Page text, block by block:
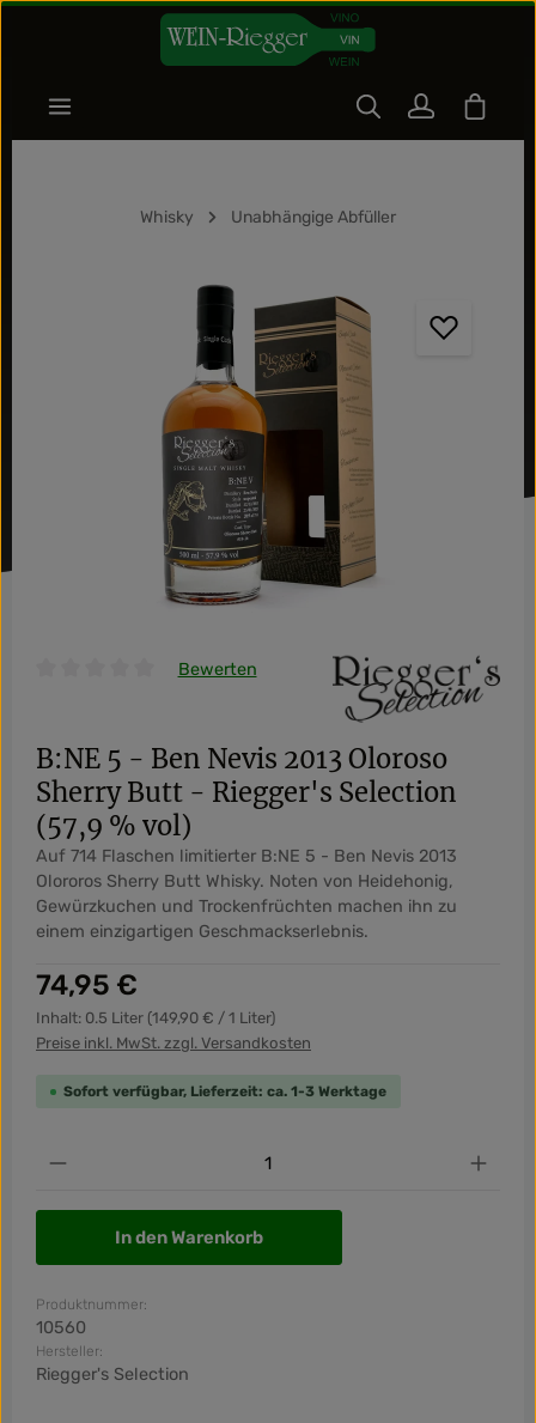
Zum Hauptinhalt springen
Whisky Unabhängige Abfüller
Bildergalerie überspringen
Durchschnittliche Bewertung von 0 von 5 Sternen
Bewerten
B:NE 5 - Ben Nevis 2013 Oloroso
Sherry Butt - Riegger's Selection
(57,9 % vol)
Auf 714 Flaschen limitierter B:NE 5 - Ben Nevis 2013
Olororos Sherry Butt Whisky. Noten von Heidehonig,
Gewürzkuchen und Trockenfrüchten machen ihn zu
einem einzigartigen Geschmackserlebnis.
Regulärer Preis:
74,95 €
Inhalt: 0.5 Liter (149,90 € / 1 Liter)
Preise inkl. MwSt. zzgl. Versandkosten
Sofort verfügbar, Lieferzeit: ca. 1-3 Werktage
Produkt Anzahl: Gib den gewünschten Wert
In den Warenkorb
Produktnummer:
10560
Hersteller:
Riegger's Selection